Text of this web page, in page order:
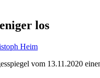
los
Heim
vom 13.11.2020